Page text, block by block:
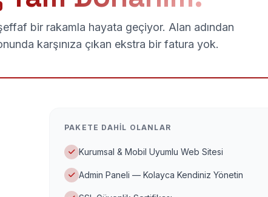
bir rakamla hayata geçiyor. Alan adından
karşınıza çıkan ekstra bir fatura yok.
PAKETE DAHIL OLANLAR
Kurumsal & Mobil Uyumlu Web Sitesi
Admin Paneli — Kolayca Kendiniz Yönetin